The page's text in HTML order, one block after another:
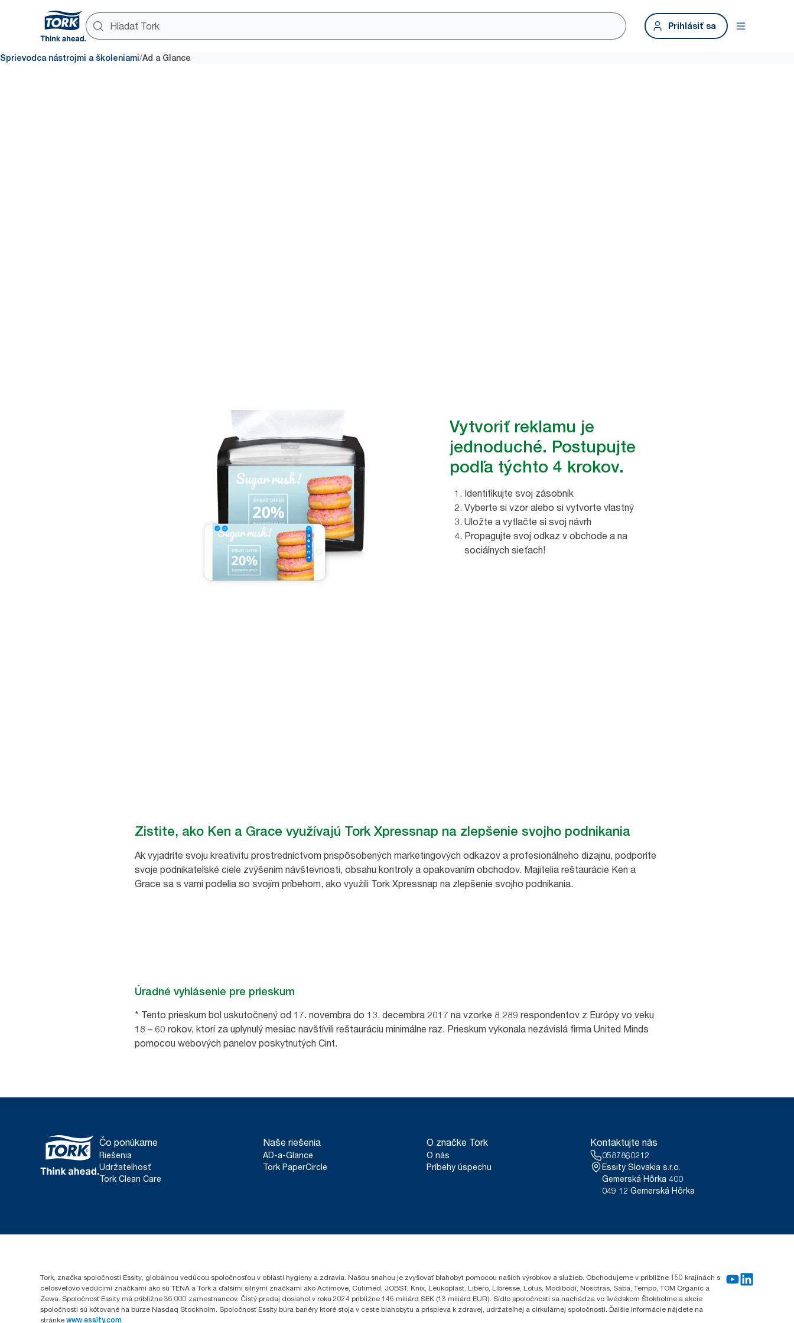
Prihlásiť sa
Sprievodca nástrojmi a školeniami/Ad a Glance
Vytvoriť reklamu je
jednoduché. Postupujte
podľa týchto 4 krokov.
Identifikujte svoj zásobník
Vyberte si vzor alebo si vytvorte vlastný
Uložte a vytlačte si svoj návrh
Propagujte svoj odkaz v obchode a na
sociálnych sieťach!
Zistite, ako Ken a Grace využívajú Tork Xpressnap na zlepšenie svojho podnikania
Ak vyjadríte svoju kreativitu prostredníctvom prispôsobených marketingových odkazov a profesionálneho dizajnu, podporíte
svoje podnikateľské ciele zvýšením návštevnosti, obsahu kontroly a opakovaním obchodov. Majitelia reštaurácie Ken a
Grace sa s vami podelia so svojím príbehom, ako využili Tork Xpressnap na zlepšenie svojho podnikania.
Úradné vyhlásenie pre prieskum
* Tento prieskum bol uskutočnený od 17. novembra do 13. decembra 2017 na vzorke 8 289 respondentov z Európy vo veku
18 – 60 rokov, ktorí za uplynulý mesiac navštívili reštauráciu minimálne raz. Prieskum vykonala nezávislá firma United Minds
pomocou webových panelov poskytnutých Cint.
Čo ponúkame
Riešenia
Udržateľnosť
Tork Clean Care
Naše riešenia
AD-a-Glance
Tork PaperCircle
O značke Tork
O nás
Príbehy úspechu
Kontaktujte nás
0587860212
Essity Slovakia s.r.o.
Gemerská Hôrka 400
049 12 Gemerská Hôrka
Tork, značka spoločnosti Essity, globálnou vedúcou spoločnosťou v oblasti hygieny a zdravia. Našou snahou je zvyšovať blahobyt pomocou našich výrobkov a služieb. Obchodujeme v približne 150 krajinách s
celosvetovo vedúcimi značkami ako sú TENA a Tork a ďalšími silnými značkami ako Actimove, Cutimed, JOBST, Knix, Leukoplast, Libero, Libresse, Lotus, Modibodi, Nosotras, Saba, Tempo, TOM Organic a
Zewa. Spoločnosť Essity má približne 36 000 zamestnancov. Čistý predaj dosiahol v roku 2024 približne 146 miliárd SEK (13 miliárd EUR). Sídlo spoločnosti sa nachádza vo švédskom Štokholme a akcie
spoločnosti sú kótované na burze Nasdaq Stockholm. Spoločnosť Essity búra bariéry ktoré stoja v ceste blahobytu a prispieva k zdravej, udržateľnej a cirkulárnej spoločnosti. Ďalšie informácie nájdete na
stránke www.essity.com